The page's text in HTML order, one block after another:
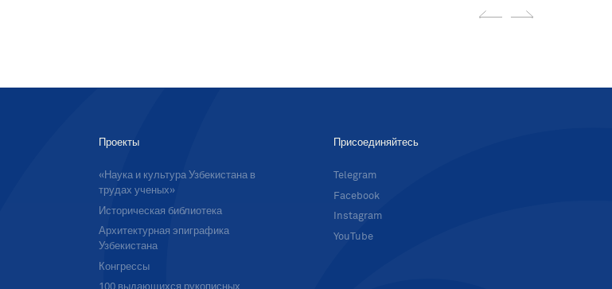
Проекты
«Наука и культура Узбекистана в
трудах ученых»
Историческая библиотека
Архитектурная эпиграфика
Узбекистана
Конгрессы
Присоединяйтесь
Telegram
Facebook
Instagram
YouTube